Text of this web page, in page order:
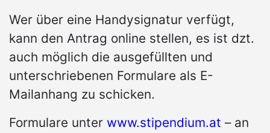
Wer über eine Handysignatur verfügt,
kann den Antrag online stellen, es ist dzt.
auch möglich die ausgefüllten und
unterschriebenen Formulare als E-
Mailanhang zu schicken.
Formulare unter www.stipendium.at – an